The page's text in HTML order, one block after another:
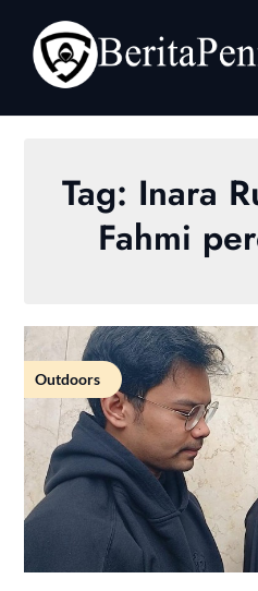
content
Tag: Inara
Fahmi
Outdoors